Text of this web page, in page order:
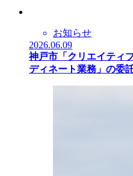
お知らせ
2026.06.09
神戸市「クリエイティ
ディネート業務」の委